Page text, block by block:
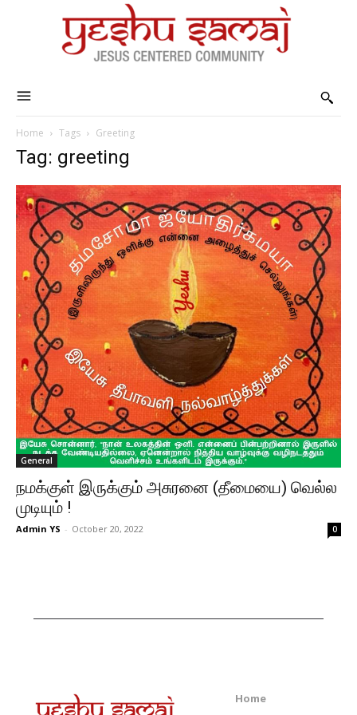
Home Tags Greeting
Tag: greeting
General
நமக்குள் இருக்கும் அசுரனை (தீமையை) வெல்ல
முடியும் !
Admin YS - October 20, 2022 0
Home